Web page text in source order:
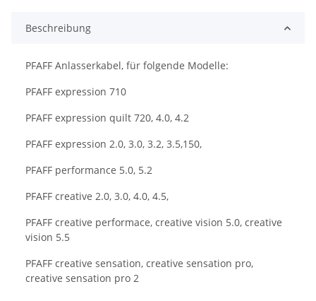
Beschreibung
PFAFF Anlasserkabel, für folgende Modelle:
PFAFF expression 710
PFAFF expression quilt 720, 4.0, 4.2
PFAFF expression 2.0, 3.0, 3.2, 3.5,150,
PFAFF performance 5.0, 5.2
PFAFF creative 2.0, 3.0, 4.0, 4.5,
PFAFF creative performace, creative vision 5.0, creative
vision 5.5
PFAFF creative sensation, creative sensation pro,
creative sensation pro 2